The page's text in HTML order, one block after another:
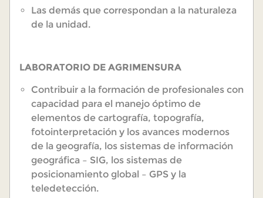
Las demás que correspondan a la naturaleza
de la unidad.
LABORATORIO DE AGRIMENSURA
Contribuir a la formación de profesionales con
capacidad para el manejo óptimo de
elementos de cartografía, topografía,
fotointerpretación y los avances modernos
de la geografía, los sistemas de información
geográfica – SIG, los sistemas de
posicionamiento global – GPS y la
teledetección.